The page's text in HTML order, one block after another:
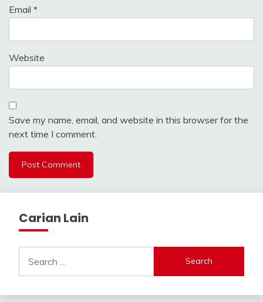
Email *
Website
Save my name, email, and website in this browser for the
next time I comment.
Carian Lain
for: